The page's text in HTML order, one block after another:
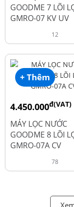
GOODME 7 LÕI
GMRO-07 KV UV
12
+ Thêm
4.450.000đ(VAT)
6.250.000
MÁY LỌC NƯỚC
GOODME 8 LÕI
GMRO-07A CV
78